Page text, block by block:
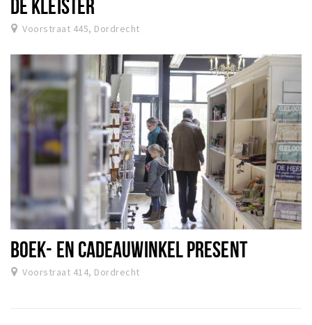
DE KLEISTER
Voorstraat 445, Dordrecht
BOEK- EN CADEAUWINKEL PRESENT
Voorstraat 414, Dordrecht